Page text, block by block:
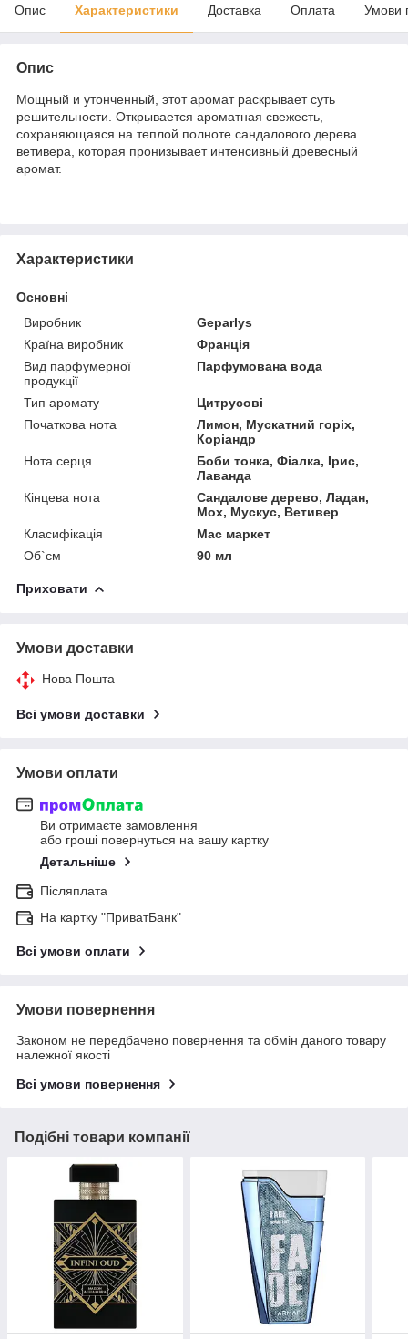
Опис Характеристики Доставка Оплата Умови
Опис
Мощный и утонченный, этот аромат раскрывает суть
решительности. Открывается ароматная свежесть,
сохраняющаяся на теплой полноте сандалового дерева
ветивера, которая пронизывает интенсивный древесный
аромат.
Характеристики
Основні
Виробник
Geparlys
Країна виробник
Франція
Вид парфумерної
продукції
Парфумована вода
Тип аромату
Цитрусові
Початкова нота
Лимон, Мускатний горіх,
Коріандр
Нота серця
Боби тонка, Фіалка, Ірис,
Лаванда
Кінцева нота
Сандалове дерево, Ладан,
Мох, Мускус, Ветивер
Класифікація
Мас маркет
Об`єм
90 мл
Приховати
Умови доставки
Нова Пошта
Всі умови доставки
Умови оплати
Ви отримаєте замовлення
або гроші повернуться на вашу картку
Детальніше
Післяплата
На картку "ПриватБанк"
Всі умови оплати
Умови повернення
Законом не передбачено повернення та обмін даного товару
належної якості
Всі умови повернення
Подібні товари компанії